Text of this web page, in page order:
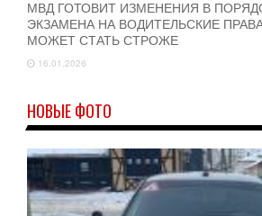
МВД ГОТОВИТ ИЗМЕНЕНИЯ В
ЭКЗАМЕНА НА ВОДИТЕЛЬСКИЕ
МОЖЕТ СТАТЬ СТРОЖЕ
16.01.2026
НОВЫЕ ФОТО